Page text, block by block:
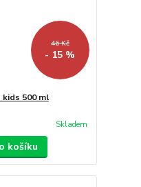
46 Kč
- 15 %
500 ml
Skladem
košíku